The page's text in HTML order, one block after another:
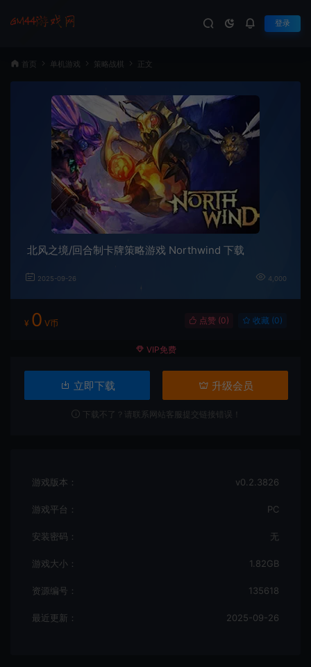
登录
首页 单机游戏 策略战棋 正文
北风之境/回合制卡牌策略游戏 Northwind 下载
2025-09-26 4,000
¥ 0 V币 点赞 (0) 收藏 (0)
VIP免费
立即下载 升级会员
下载不了？请联系网站客服提交链接错误！
游戏版本： v0.2.3826
游戏平台： PC
安装密码： 无
游戏大小： 1.82GB
资源编号： 135618
最近更新： 2025-09-26